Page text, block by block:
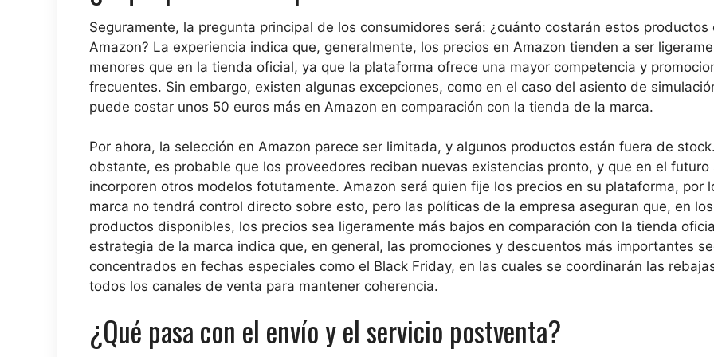
Seguramente, la pregunta principal de los consumidores será: ¿cuánto costarán estos productos
Amazon? La experiencia indica que, generalmente, los precios en Amazon tienden a ser
menores que en la tienda oficial, ya que la plataforma ofrece una mayor competencia y
frecuentes. Sin embargo, existen algunas excepciones, como en el caso del asiento de
puede costar unos 50 euros más en Amazon en comparación con la tienda de la marca.
Por ahora, la selección en Amazon parece ser limitada, y algunos productos están fuera de
obstante, es probable que los proveedores reciban nuevas existencias pronto, y que en el futuro
incorporen otros modelos fotutamente. Amazon será quien fije los precios en su plataforma, por
marca no tendrá control directo sobre esto, pero las políticas de la empresa aseguran que, en los
productos disponibles, los precios sea ligeramente más bajos en comparación con la tienda
estrategia de la marca indica que, en general, las promociones y descuentos más importantes
concentrados en fechas especiales como el Black Friday, en las cuales se coordinarán las
todos los canales de venta para mantener coherencia.
¿Qué pasa con el envío y el servicio postventa?